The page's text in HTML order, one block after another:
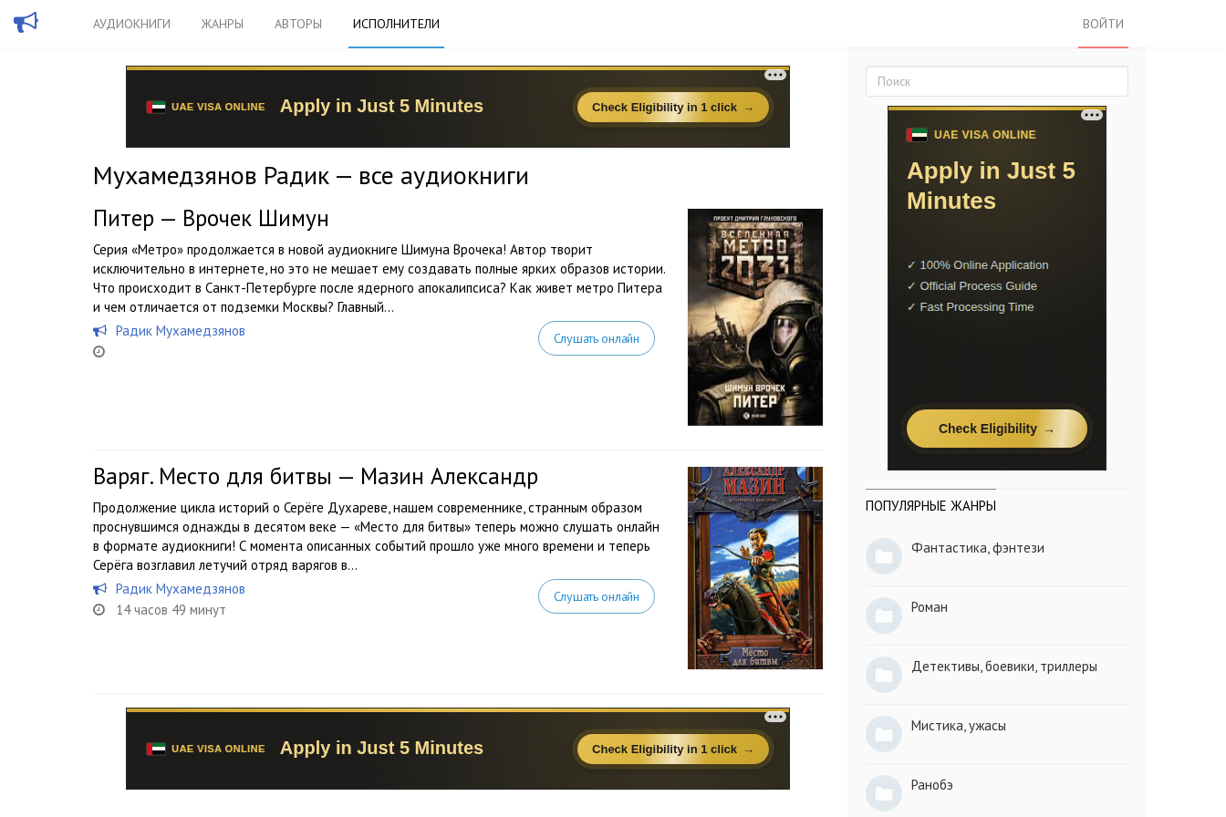
АУДИОКНИГИ ЖАНРЫ АВТОРЫ ИСПОЛНИТЕЛИ ВОЙТИ
Мухамедзянов Радик — все аудиокниги
Питер — Врочек Шимун
Серия «Метро» продолжается в новой аудиокниге Шимуна Врочека! Автор творит
исключительно в интернете, но это не мешает ему создавать полные ярких образов истории.
Что происходит в Санкт-Петербурге после ядерного апокалипсиса? Как живет метро Питера
и чем отличается от подземки Москвы? Главный...
Радик Мухамедзянов
Слушать онлайн
Варяг. Место для битвы — Мазин Александр
Продолжение цикла историй о Серёге Духареве, нашем современнике, странным образом
проснувшимся однажды в десятом веке — «Место для битвы» теперь можно слушать онлайн
в формате аудиокниги! С момента описанных событий прошло уже много времени и теперь
Серёга возглавил летучий отряд варягов в...
Радик Мухамедзянов
14 часов 49 минут
Слушать онлайн
ПОПУЛЯРНЫЕ ЖАНРЫ
Фантастика, фэнтези
Роман
Детективы, боевики, триллеры
Мистика, ужасы
Ранобэ